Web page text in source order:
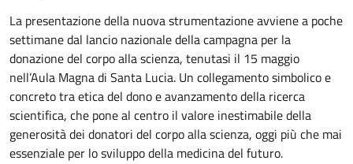
La presentazione della nuova strumentazione avviene a poche
settimane dal lancio nazionale della campagna per la
donazione del corpo alla scienza, tenutasi il 15 maggio
nell’Aula Magna di Santa Lucia. Un collegamento simbolico e
concreto tra etica del dono e avanzamento della ricerca
scientifica, che pone al centro il valore inestimabile della
generosità dei donatori del corpo alla scienza, oggi più che mai
essenziale per lo sviluppo della medicina del futuro.